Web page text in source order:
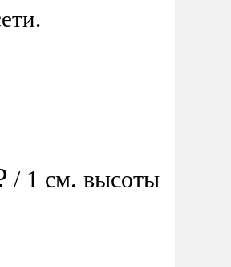
/ 1 см. высоты